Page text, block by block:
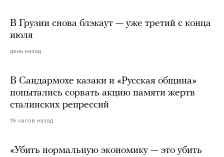
В Грузии снова блэкаут — уже третий с конца
июля
день назад
В Сандармохе казаки и «Русская община»
попытались сорвать акцию памяти жертв
сталинских репрессий
19 часов назад
«Убить нормальную экономику — это убить